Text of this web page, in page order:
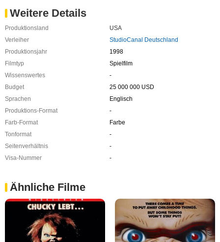
Weitere Details
Produktionsland
USA
Verleiher
StudioCanal Deutschland
Produktionsjahr
1998
Filmtyp
Spielfilm
Wissenswertes
-
Budget
25 000 000 USD
Sprachen
Englisch
Produktions-Format
-
Farb-Format
Farbe
Tonformat
-
Seitenverhältnis
-
Visa-Nummer
-
Ähnliche Filme